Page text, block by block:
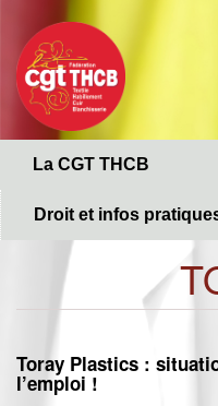
contenu
principal
La CGT THCB
Droit et infos
Toray Plastics :
l’emploi !